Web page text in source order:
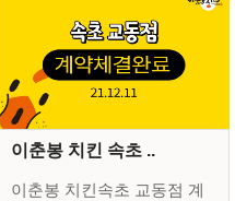
이춘봉 치킨 속초 ..
이춘봉 치킨속초 교동점 계